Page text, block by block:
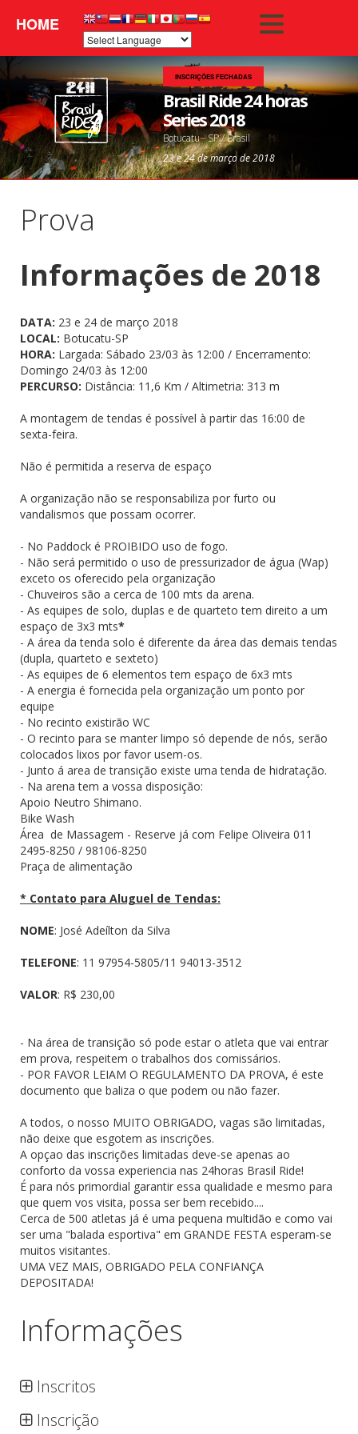
HOME
INSCRIÇÕES FECHADAS
Brasil Ride 24 horas
Series 2018
Botucatu - SP / Brasil
23 e 24 de março de 2018
Prova
Informações de 2018
DATA: 23 e 24 de março 2018
LOCAL: Botucatu-SP
HORA: Largada: Sábado 23/03 às 12:00 / Encerramento:
Domingo 24/03 às 12:00
PERCURSO: Distância: 11,6 Km / Altimetria: 313 m
A montagem de tendas é possível à partir das 16:00 de
sexta-feira.
Não é permitida a reserva de espaço
A organização não se responsabiliza por furto ou
vandalismos que possam ocorrer.
- No Paddock é PROIBIDO uso de fogo.
- Não será permitido o uso de pressurizador de água (Wap)
exceto os oferecido pela organização
- Chuveiros são a cerca de 100 mts da arena.
- As equipes de solo, duplas e de quarteto tem direito a um
espaço de 3x3 mts*
- A área da tenda solo é diferente da área das demais tendas
(dupla, quarteto e sexteto)
- As equipes de 6 elementos tem espaço de 6x3 mts
- A energia é fornecida pela organização um ponto por
equipe
- No recinto existirão WC
- O recinto para se manter limpo só depende de nós, serão
colocados lixos por favor usem-os.
- Junto á area de transição existe uma tenda de hidratação.
- Na arena tem a vossa disposição:
Apoio Neutro Shimano.
Bike Wash
Área de Massagem - Reserve já com Felipe Oliveira 011
2495-8250 / 98106-8250
Praça de alimentação
* Contato para Aluguel de Tendas:
NOME: José Adeílton da Silva
TELEFONE: 11 97954-5805/11 94013-3512
VALOR: R$ 230,00
- Na área de transição só pode estar o atleta que vai entrar
em prova, respeitem o trabalhos dos comissários.
- POR FAVOR LEIAM O REGULAMENTO DA PROVA, é este
documento que baliza o que podem ou não fazer.
A todos, o nosso MUITO OBRIGADO, vagas são limitadas,
não deixe que esgotem as inscrições.
A opçao das inscrições limitadas deve-se apenas ao
conforto da vossa experiencia nas 24horas Brasil Ride!
É para nós primordial garantir essa qualidade e mesmo para
que quem vos visita, possa ser bem recebido....
Cerca de 500 atletas já é uma pequena multidão e como vai
ser uma "balada esportiva" em GRANDE FESTA esperam-se
muitos visitantes.
UMA VEZ MAIS, OBRIGADO PELA CONFIANÇA
DEPOSITADA!
Informações
Inscritos
Inscrição